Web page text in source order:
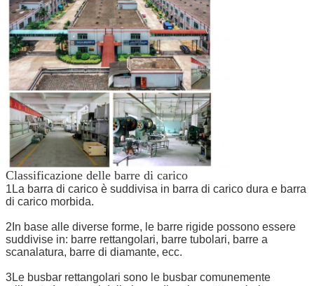
Classificazione delle barre di carico
1La barra di carico è suddivisa in barra di carico dura e barra
di carico morbida.
2In base alle diverse forme, le barre rigide possono essere
suddivise in: barre rettangolari, barre tubolari, barre a
scanalatura, barre di diamante, ecc.
3Le busbar rettangolari sono le busbar comunemente